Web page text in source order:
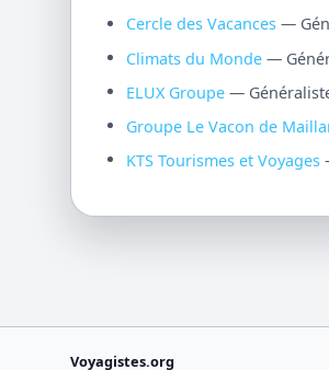
Cercle des Vacances—
Climats du Monde—
ELUX Groupe—
Groupe Le Vacon de
KTS Tourismes et Voyages
Voyagistes.org